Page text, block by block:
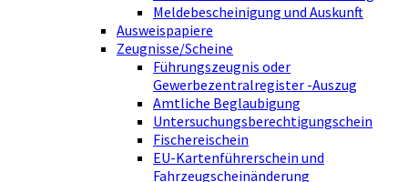
Meldebescheinigung und Auskunft
Ausweispapiere
Zeugnisse/Scheine
Führungszeugnis oder
Gewerbezentralregister -Auszug
Amtliche Beglaubigung
Untersuchungsberechtigungschein
Fischereischein
EU-Kartenführerschein und
Fahrzeugscheinänderung